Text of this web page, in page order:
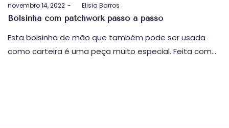
Postado
em
novembro 14, 2022 byElisia Barros
Bolsinha com patchwork passo a passo
Esta bolsinha de mão que também pode ser usada
como carteira é uma peça muito especial. Feita com…